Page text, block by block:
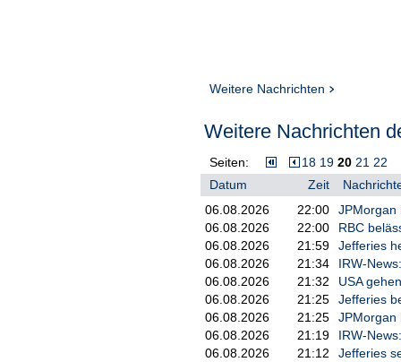
Weitere Nachrichten
Weitere Nachrichten
Seiten: 18 19 20 21 22
Datum
Zeit
06.08.2026
22:00
JPMorgan
06.08.2026
22:00
RBC
06.08.2026
21:59
Jefferies
06.08.2026
21:34
IRW-
06.08.2026
21:32
USA
06.08.2026
21:25
Jefferies
06.08.2026
21:25
JPMorgan
06.08.2026
21:19
IRW-
06.08.2026
21:12
Jefferies